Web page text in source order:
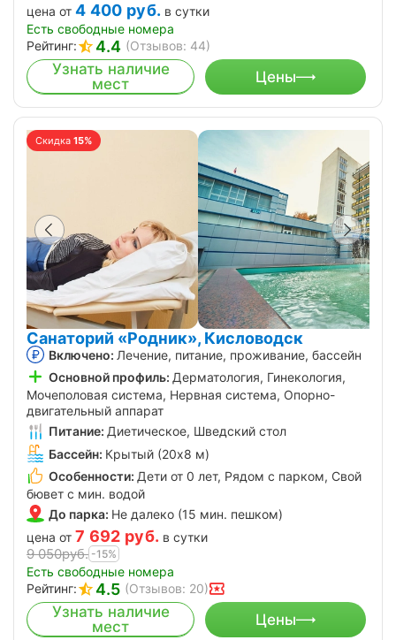
цена от 4 400 руб. в сутки
Есть свободные номера
Рейтинг:
4.4 (Отзывов: 44)
Узнать наличие
мест
Цены
Скидка 15%
Санаторий «Родник», Кисловодск
Включено: Лечение, питание, проживание, бассейн
Основной профиль: Дерматология, Гинекология,
Мочеполовая система, Нервная система, Опорно-
двигательный аппарат
Питание: Диетическое, Шведский стол
Бассейн: Крытый (20х8 м)
Особенности: Дети от 0 лет, Рядом с парком, Свой
бювет с мин. водой
До парка: Не далеко (15 мин. пешком)
цена от 7 692 руб. в сутки
9 050руб. -15%
Есть свободные номера
Рейтинг:
4.5 (Отзывов: 20)
Узнать наличие
мест
Цены